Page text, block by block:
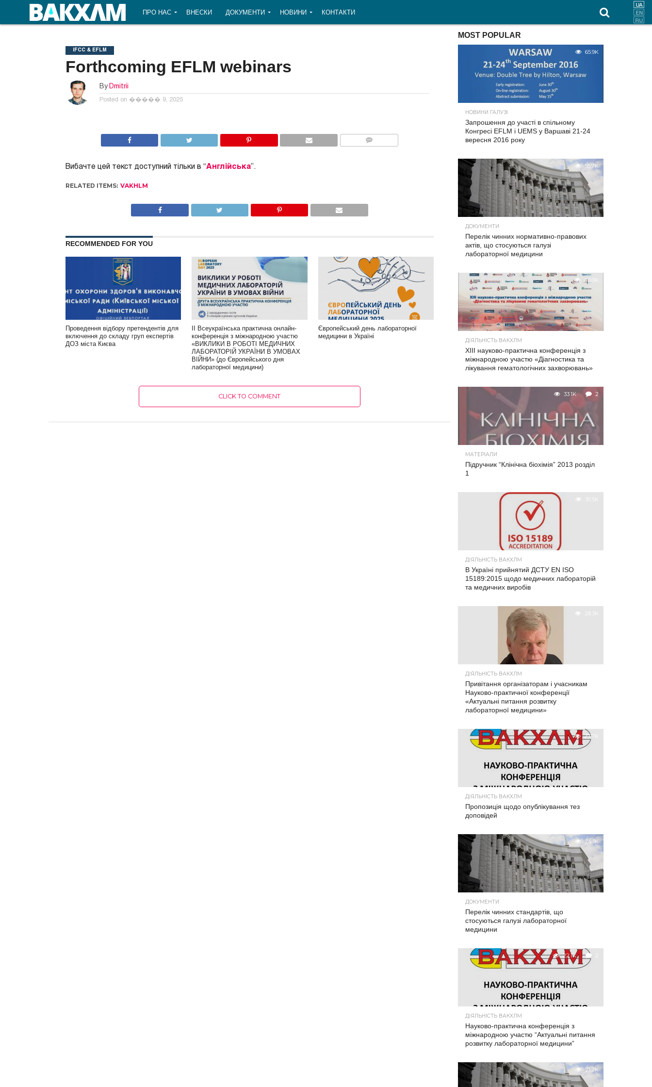
ПРО НАС ВНЕСКИ ДОКУМЕНТИ НОВИНИ КОНТАКТИ
IFCC & EFLM
Forthcoming EFLM webinars
By Dmitrii
Posted on ����� 9, 2025
Вибачте цей текст доступний тільки в “Англійська”.
RELATED ITEMS: VAKHLM
RECOMMENDED FOR YOU
Проведення відбору претендентів для
включення до складу груп експертів
ДОЗ міста Києва
ІІ Всеукраїнська практична онлайн-
конференція з міжнародною участю
«ВИКЛИКИ В РОБОТІ МЕДИЧНИХ
ЛАБОРАТОРІЙ УКРАЇНИ В УМОВАХ
ВІЙНИ» (до Європейського дня
лабораторної медицини)
Європейський день лабораторної
медицини в Україні
CLICK TO COMMENT
MOST POPULAR
65.9K
НОВИНИ ГАЛУЗІ
Запрошення до участі в спільному
Конгресі EFLM і UEMS у Варшаві 21-24
вересня 2016 року
58.7K
ДОКУМЕНТИ
Перелік чинних нормативно-правових
актів, що стосуються галузі
лабораторної медицини
40.0K
ДІЯЛЬНІСТЬ ВАКХЛМ
XIII науково-практична конференція з
міжнародною участю «Діагностика та
лікування гематологічних захворювань»
33.1K 2
МАТЕРІАЛИ
Підручник “Клінічна біохімія” 2013 розділ
1
30.5K
ДІЯЛЬНІСТЬ ВАКХЛМ
В Україні прийнятий ДСТУ EN ISO
15189:2015 щодо медичних лабораторій
та медичних виробів
28.3K
ДІЯЛЬНІСТЬ ВАКХЛМ
Привітання організаторам і учасникам
Науково-практичної конференції
«Актуальні питання розвитку
лабораторної медицини»
27.7K
ДІЯЛЬНІСТЬ ВАКХЛМ
Пропозиція щодо опублікування тез
доповідей
24.1K
ДОКУМЕНТИ
Перелік чинних стандартів, що
стосуються галузі лабораторної
медицини
22.1K 2
ДІЯЛЬНІСТЬ ВАКХЛМ
Науково-практична конференція з
міжнародною участю “Актуальні питання
розвитку лабораторної медицини”
21.2K